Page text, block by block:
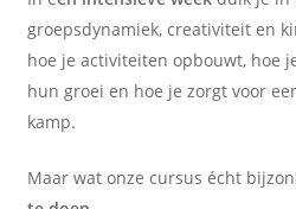
groepsdynamiek, creativiteit en
hoe je activiteiten opbouwt, hoe
hun groei en hoe je zorgt voor
kamp.
Maar wat onze cursus écht